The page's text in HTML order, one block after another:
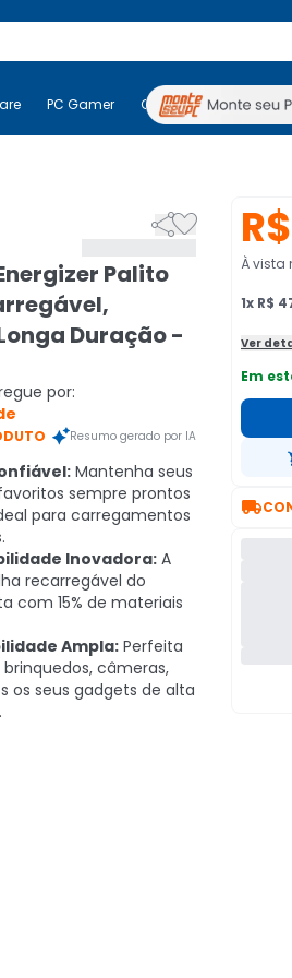
Hardware PC Gamer
PC Gamer Computadores

Palito
Duração -
por:
Resumo gerado por IA
Mantenha seus
sempre prontos
para carregamentos
Inovadora: A
recarregável do
com 15% de materiais
Ampla: Perfeita
brinquedos, câmeras,
os seus gadgets de alta
À vista
1x R$
Ver
Em
